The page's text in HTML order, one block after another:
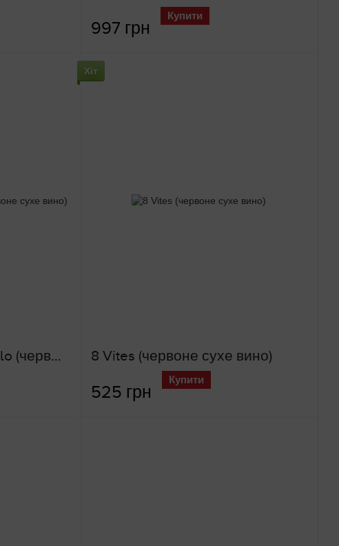
997 грн
Купити
Carlo Sani Susumaniello (червоне сухе вино)
Хіт
8 Vites (червоне сухе вино)
525 грн
Купити